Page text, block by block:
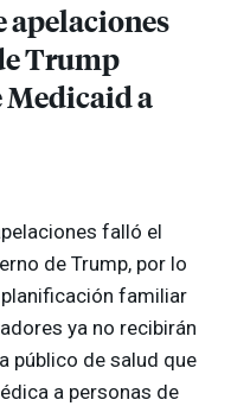
apelaciones
Trump
Medicaid a
falló el
de Trump, por lo
familiar
ya no recibirán
público de salud que
a personas de